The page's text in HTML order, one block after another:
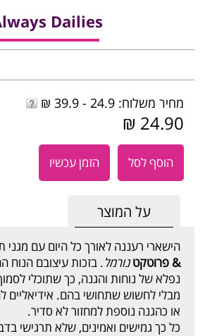
Dailies
מחיר משלוח: 24.9 - 39.9 ₪
24.90 ₪
הוסף לסל הזמן עכשיו
על המוצר
הישארי רעננה לאורך כל היום עם מגני
& פרוטקט נורמל. בזכות עיצובם הנוח
נפלא של נוחות והגנה, כך שתוכלי
מבלי לחשוש שתחושי בהם. אידיאליים
או כהגנה נוספת למחזור לא סדיר.
כל כך גמישים ואמינים, שלא תרגישי